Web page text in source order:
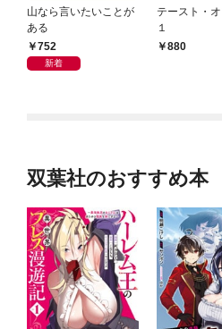
山なら言いたいことが
ある
752
新着
テースト・
１
880
双葉社のおすすめ本